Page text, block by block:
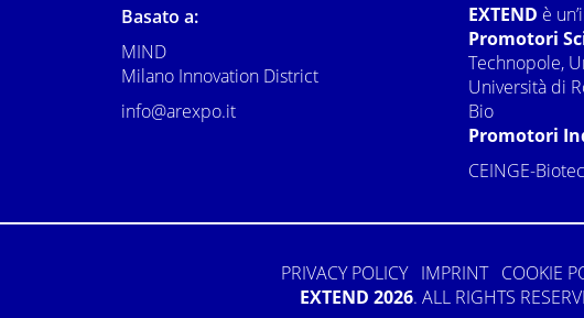
Basato a:
MIND
Milano Innovation District
info@arexpo.it
EXTEND è
Promotori
Technopole,
Università di
Bio
Promotori
CEINGE-
PRIVACY POLICY IMPRINT
COOKIE
EXTEND 2026. ALL RIGHTS